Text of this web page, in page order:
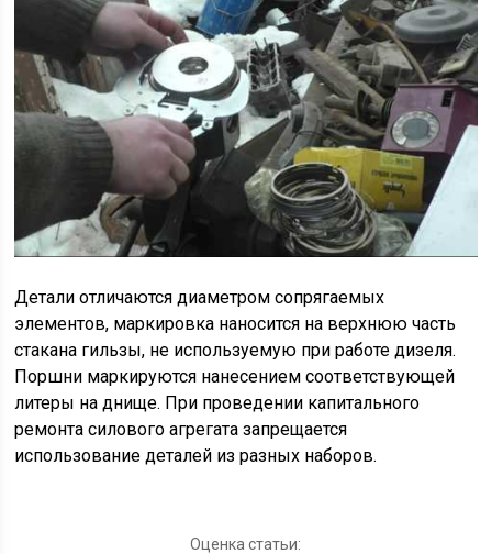
Детали отличаются диаметром сопрягаемых
элементов, маркировка наносится на верхнюю часть
стакана гильзы, не используемую при работе дизеля.
Поршни маркируются нанесением соответствующей
литеры на днище. При проведении капитального
ремонта силового агрегата запрещается
использование деталей из разных наборов.
Оценка статьи: